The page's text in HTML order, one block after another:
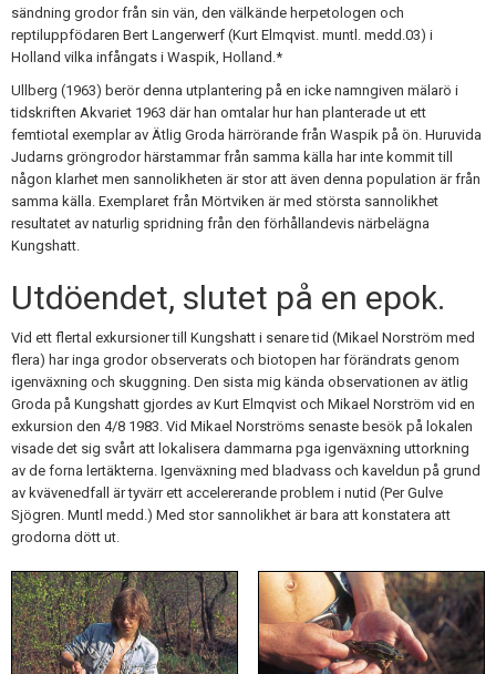
sändning grodor från sin vän, den välkände herpetologen och
reptiluppfödaren Bert Langerwerf (Kurt Elmqvist. muntl. medd.03) i
Holland vilka infångats i Waspik, Holland.*
Ullberg (1963) berör denna utplantering på en icke namngiven mälarö i
tidskriften Akvariet 1963 där han omtalar hur han planterade ut ett
femtiotal exemplar av Ätlig Groda härrörande från Waspik på ön. Huruvida
Judarns gröngrodor härstammar från samma källa har inte kommit till
någon klarhet men sannolikheten är stor att även denna population är från
samma källa. Exemplaret från Mörtviken är med största sannolikhet
resultatet av naturlig spridning från den förhållandevis närbelägna
Kungshatt.
Utdöendet, slutet på en epok.
Vid ett flertal exkursioner till Kungshatt i senare tid (Mikael Norström med
flera) har inga grodor observerats och biotopen har förändrats genom
igenväxning och skuggning. Den sista mig kända observationen av ätlig
Groda på Kungshatt gjordes av Kurt Elmqvist och Mikael Norström vid en
exkursion den 4/8 1983. Vid Mikael Norströms senaste besök på lokalen
visade det sig svårt att lokalisera dammarna pga igenväxning uttorkning
av de forna lertäkterna. Igenväxning med bladvass och kaveldun på grund
av kvävenedfall är tyvärr ett accelererande problem i nutid (Per Gulve
Sjögren. Muntl medd.) Med stor sannolikhet är bara att konstatera att
grodorna dött ut.